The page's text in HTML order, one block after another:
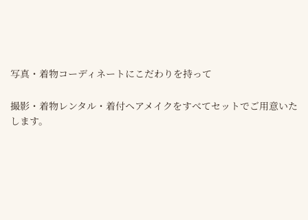
写真・着物コーディネートにこだわりを持って
撮影・着物レンタル・着付ヘアメイクをすべてセットでご用意いた
します。